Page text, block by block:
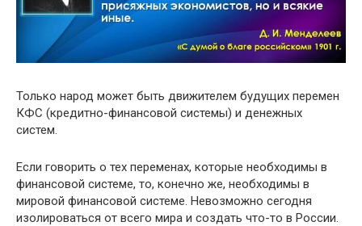
Только народ может быть движителем будущих перемен
КФС (кредитно-финансовой системы) и денежных
систем.
Если говорить о тех переменах, которые необходимы в
финансовой системе, то, конечно же, необходимы в
мировой финансовой системе. Невозможно сегодня
изолироваться от всего мира и создать что-то в России.